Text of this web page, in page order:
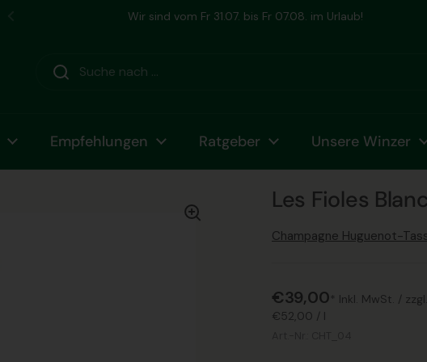
Ihr Winzer Champagner Spezialist seit 2006
Empfehlungen Ratgeber Unsere Winzer
Les Fioles
Champagne Huguenot-
€39,00 * Inkl. MwSt. /
€52,00 / l